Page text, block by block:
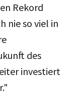
Rekord
nie so viel in
des
investiert